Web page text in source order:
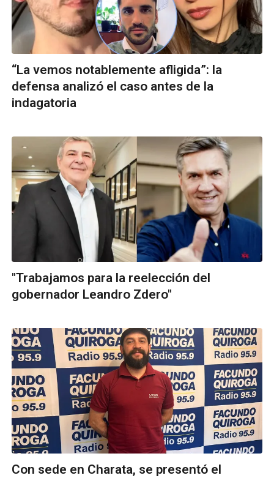
“La vemos notablemente afligida”: la
defensa analizó el caso antes de la
indagatoria
"Trabajamos para la reelección del
gobernador Leandro Zdero"
Con sede en Charata, se presentó el